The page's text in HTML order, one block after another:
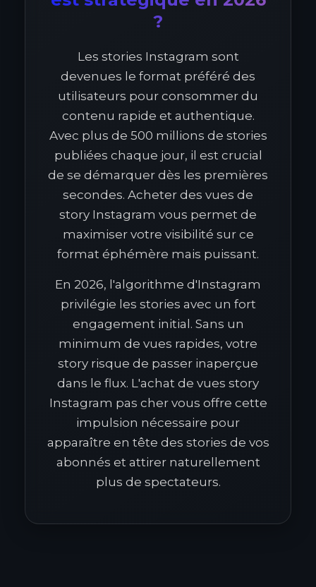
?
Les stories Instagram sont
devenues le format préféré des
utilisateurs pour consommer du
contenu rapide et authentique.
Avec plus de 500 millions de stories
publiées chaque jour, il est crucial
de se démarquer dès les premières
secondes. Acheter des vues de
story Instagram vous permet de
maximiser votre visibilité sur ce
format éphémère mais puissant.
En 2026, l'algorithme d'Instagram
privilégie les stories avec un fort
engagement initial. Sans un
minimum de vues rapides, votre
story risque de passer inaperçue
dans le flux. L'achat de vues story
Instagram pas cher vous offre cette
impulsion nécessaire pour
apparaître en tête des stories de vos
abonnés et attirer naturellement
plus de spectateurs.